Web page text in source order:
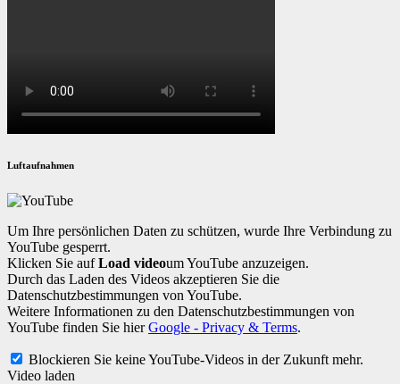
Luftaufnahmen
Um Ihre persönlichen Daten zu schützen, wurde Ihre Verbindung zu
YouTube gesperrt.
Klicken Sie aufLoad videoum YouTube anzuzeigen.
Durch das Laden des Videos akzeptieren Sie die
Datenschutzbestimmungen von YouTube.
Weitere Informationen zu den Datenschutzbestimmungen von
YouTube finden Sie hierGoogle - Privacy & Terms.
Blockieren Sie keine YouTube-Videos in der Zukunft mehr.
Video laden